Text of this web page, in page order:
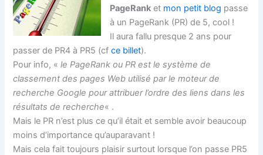
PageRank et mon petit blog passe
à un PageRank (PR) de 5, cool !
Il aura fallu presque 2 ans pour
passer de PR4 à PR5 (cfce billet).
Pour info, «le PageRank ou PR est le système de
classement des pages Web utilisé par le moteur de
recherche Google pour attribuer l’ordre des liens dans les
résultats de recherche« .
Mais le PR n’est plus ce qu’il était et semble avoir beaucoup
moins d’importance qu’auparavant !
Mais cela fait toujours plaisir surtout lorsque l’on passe PR5